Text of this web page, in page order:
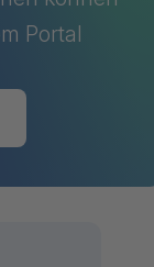
Portal